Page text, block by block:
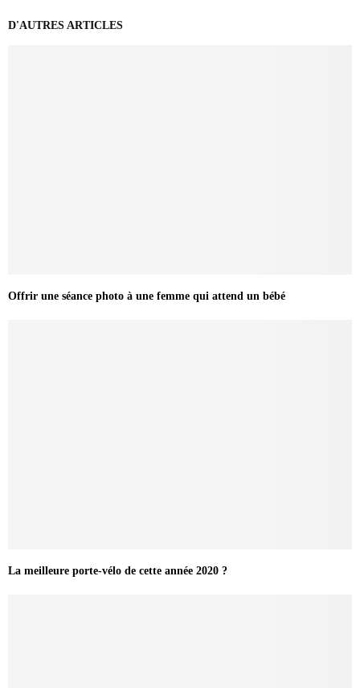
D'AUTRES ARTICLES
Offrir une séance photo à une femme qui attend un bébé
La meilleure porte-vélo de cette année 2020 ?